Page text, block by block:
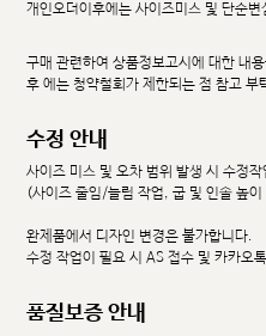
개인오더이후에는 사이즈미스 및 단순
구매 관련하여 상품정보고시에 대한 내
후 에는 청약철회가 제한되는 점 참고 부
수정 안내
사이즈 미스 및 오차 범위 발생 시 수정
(사이즈 줄임/늘림 작업, 굽 및 인솔 높
완제품에서 디자인 변경은 불가합니다.
수정 작업이 필요 시 AS 접수 및 카카오
품질보증 안내